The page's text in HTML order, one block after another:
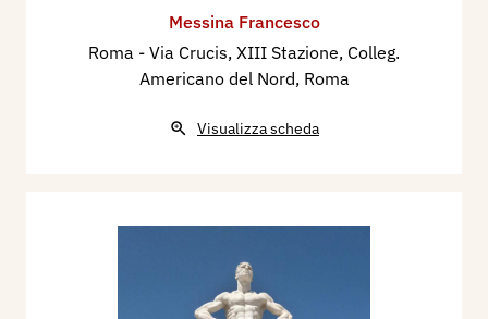
Messina Francesco
Roma - Via Crucis, XIII Stazione, Colleg.
Americano del Nord, Roma
Visualizza scheda